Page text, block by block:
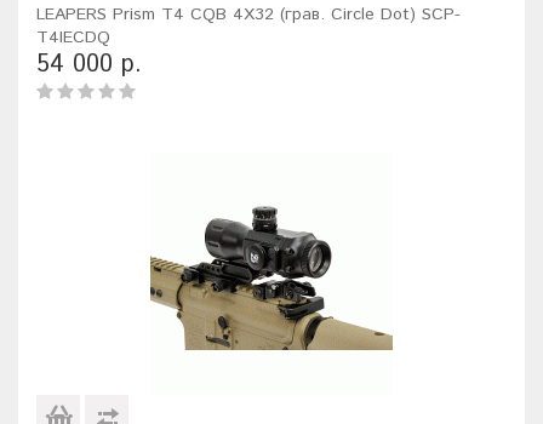
LEAPERS Prism T4 CQB 4X32 (грав. Circle Dot) SCP-
T4IECDQ
54 000 р.